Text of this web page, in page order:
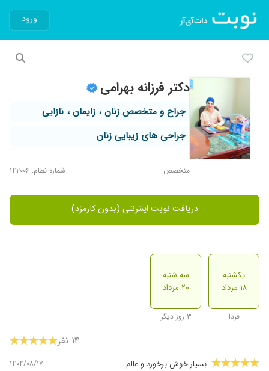
ورود
دکتر فرزانه بهرامی
جراح و متخصص زنان ، زایمان ، نازایی
جراحی های زیبایی زنان
متخصص شماره نظام: ۱۴۲۰۰۶
دریافت نوبت اینترنتی (بدون کارمزد)
یکشنبه
۱۸ مرداد
فردا
سه شنبه
۲۰ مرداد
۳ روز دیگر
۱۴ نفر
بسیار خوش برخورد و عالم ۱۴۰۴/۰۸/۱۷